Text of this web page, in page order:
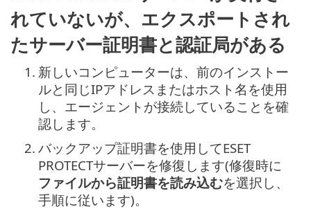
れていないが、エクスポートされ
たサーバー証明書と認証局がある
1. 新しいコンピューターは、前のインストー
ルと同じIPアドレスまたはホスト名を使用
し、エージェントが接続していることを確
認します。
2. バックアップ証明書を使用してESET
PROTECTサーバーを修復します(修復時に
ファイルから証明書を読み込むを選択し、
手順に従います)。